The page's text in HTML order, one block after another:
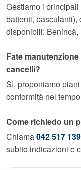
Gestiamo i
battenti,
disponibili: Benincà,
Fate
cancelli?
Sì, proponiamo
conformità nel
Come richiedo un
Chiama042 517
subito indicazioni e